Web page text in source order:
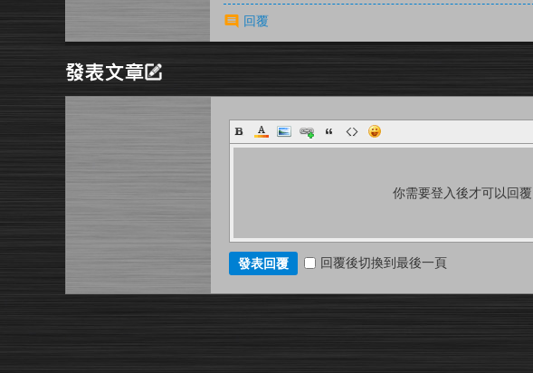
回覆
你需要登入後才可以回覆
發表回覆 回覆後切換到最後一頁